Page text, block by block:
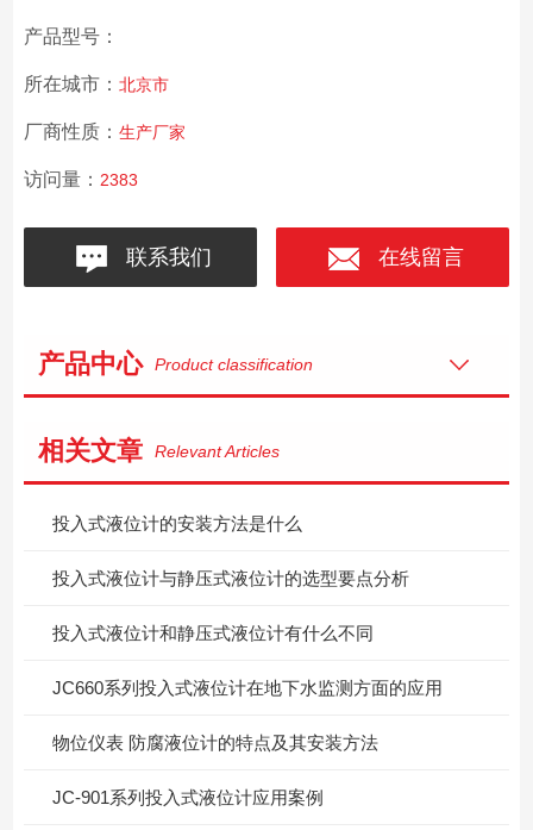
产品型号：
所在城市： 北京市
厂商性质： 生产厂家
访问量： 2383
联系我们 在线留言
产品中心 Product classification
相关文章 Relevant Articles
投入式液位计的安装方法是什么
投入式液位计与静压式液位计的选型要点分析
投入式液位计和静压式液位计有什么不同
​JC660系列投入式液位计在地下水监测方面的应用
物位仪表 防腐液位计的特点及其安装方法
JC-901系列投入式液位计应用案例